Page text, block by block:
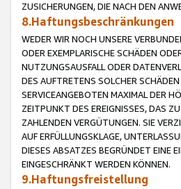
ZUSICHERUNGEN, DIE NACH DEN
8.Haftungsbeschränkungen
WEDER WIR NOCH UNSERE
ODER EXEMPLARISCHE SCHÄDEN
NUTZUNGSAUSFALL ODER
DES AUFTRETENS SOLCHER
SERVICEANGEBOTEN MAXIMAL DER
ZEITPUNKT DES EREIGNISSES, DAS
ZAHLENDEN VERGÜTUNGEN. SIE
AUF ERFÜLLUNGSKLAGE,
DIESES ABSATZES BEGRÜNDET EINE
EINGESCHRÄNKT WERDEN KÖNNEN.
9.Haftungsfreistellung